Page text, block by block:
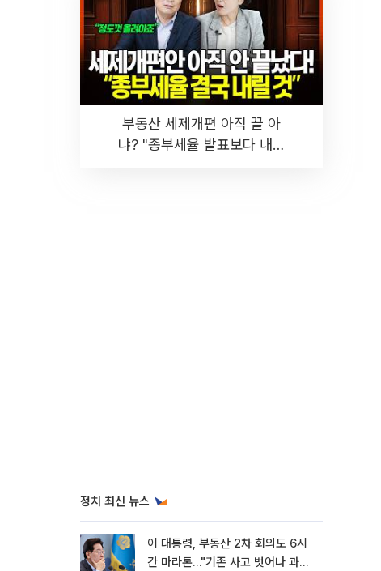
부동산 세제개편 아직 끝 아
냐? "종부세율 발표보다 내릴
정치 최신 뉴스
이 대통령, 부동산 2차 회의도 6시
간 마라톤…"기존 사고 벗어나 과감